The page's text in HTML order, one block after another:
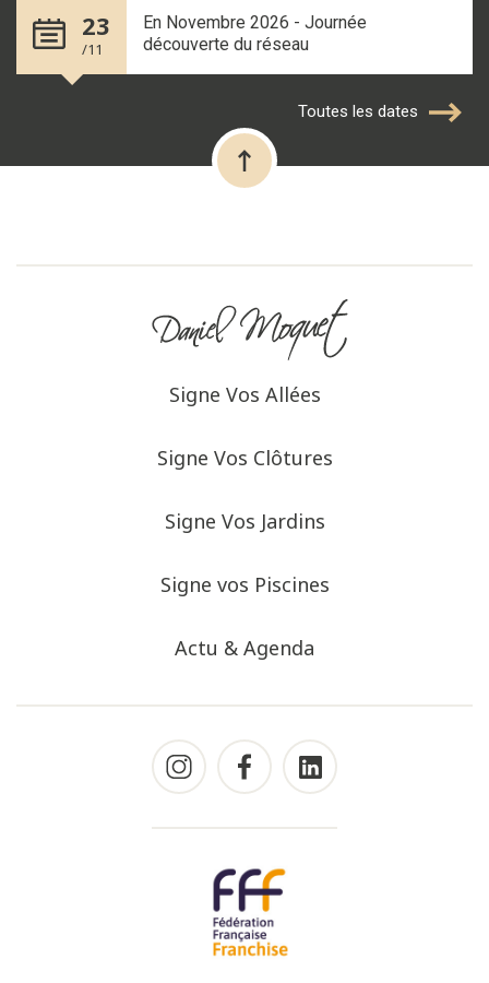
23
/11
En Novembre 2026 - Journée
découverte du réseau
Toutes les dates
Signe Vos Allées
Signe Vos Clôtures
Signe Vos Jardins
Signe vos Piscines
Actu & Agenda